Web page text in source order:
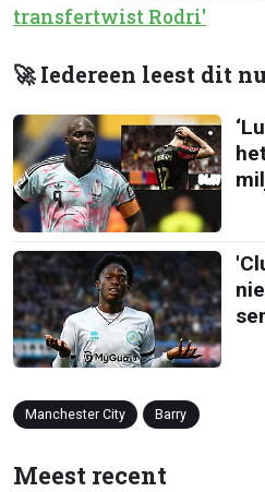
transfertwist Rodri'
🚀 Iedereen leest dit
Manchester City Barry
Meest recent